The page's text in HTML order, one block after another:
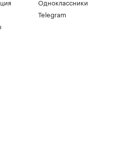
Одноклассники
Telegram